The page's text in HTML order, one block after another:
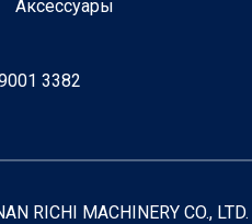
Аксессуары
3382
RICHI MACHINERY CO.,